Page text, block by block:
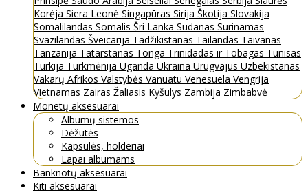
Korėja Siera Leonė Singapūras Sirija Škotija Slovakija
Somalilandas Somalis Šri Lanka Sudanas Surinamas
Svazilandas Šveicarija Tadžikistanas Tailandas Taivanas
Tanzanija Tatarstanas Tonga Trinidadas ir Tobagas Tunisas
Turkija Turkmėnija Uganda Ukraina Urugvajus Uzbekistanas
Vakarų Afrikos Valstybės Vanuatu Venesuela Vengrija
Vietnamas Zairas Žaliasis Kyšulys Zambija Zimbabvė
Monetų aksesuarai
Albumų sistemos
Dėžutės
Kapsulės, holderiai
Lapai albumams
Banknotų aksesuarai
Kiti aksesuarai